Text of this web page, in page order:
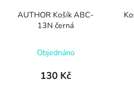
AUTHOR Košík ABC-
13N černá
Objednáno
130 Kč